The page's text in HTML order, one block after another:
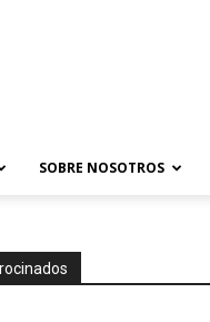
SOBRE NOSOTROS